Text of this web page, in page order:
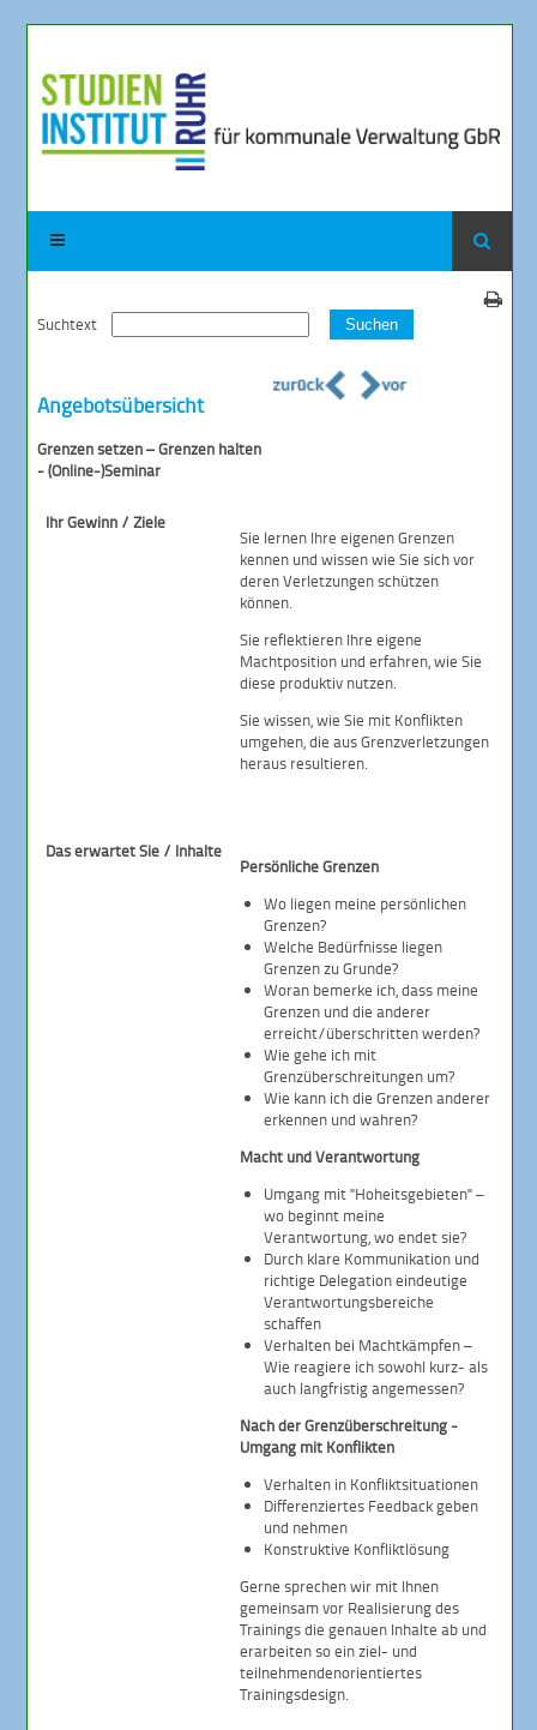
Suchtext Suchen
Angebotsübersicht
Grenzen setzen – Grenzen halten
- (Online-)Seminar
Ihr Gewinn / Ziele
Sie lernen Ihre eigenen Grenzen
kennen und wissen wie Sie sich vor
deren Verletzungen schützen
können.
Sie reflektieren Ihre eigene
Machtposition und erfahren, wie Sie
diese produktiv nutzen.
Sie wissen, wie Sie mit Konflikten
umgehen, die aus Grenzverletzungen
heraus resultieren.
Das erwartet Sie / Inhalte
Persönliche Grenzen
Wo liegen meine persönlichen
Grenzen?
Welche Bedürfnisse liegen
Grenzen zu Grunde?
Woran bemerke ich, dass meine
Grenzen und die anderer
erreicht/überschritten werden?
Wie gehe ich mit
Grenzüberschreitungen um?
Wie kann ich die Grenzen anderer
erkennen und wahren?
Macht und Verantwortung
Umgang mit "Hoheitsgebieten" –
wo beginnt meine
Verantwortung, wo endet sie?
Durch klare Kommunikation und
richtige Delegation eindeutige
Verantwortungsbereiche
schaffen
Verhalten bei Machtkämpfen –
Wie reagiere ich sowohl kurz- als
auch langfristig angemessen?
Nach der Grenzüberschreitung -
Umgang mit Konflikten
Verhalten in Konfliktsituationen
Differenziertes Feedback geben
und nehmen
Konstruktive Konfliktlösung
Gerne sprechen wir mit Ihnen
gemeinsam vor Realisierung des
Trainings die genauen Inhalte ab und
erarbeiten so ein ziel- und
teilnehmendenorientiertes
Trainingsdesign.